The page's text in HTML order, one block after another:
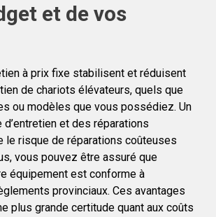
et de vos
à prix fixe stabilisent et réduisent
de chariots élévateurs, quels que
ou modèles que vous possédiez. Un
et des réparations
le risque de réparations coûteuses
vous pouvez être assuré que
équipement est conforme à
provinciaux. Ces avantages
plus grande certitude quant aux coûts